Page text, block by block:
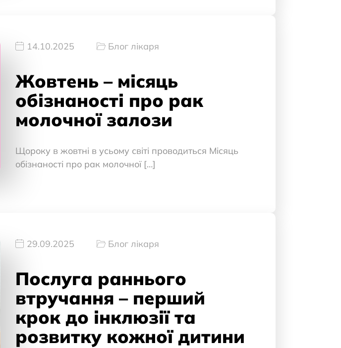
14.10.2025 Блог лікаря
Жовтень – місяць
обізнаності про рак
молочної залози
Щороку в жовтні в усьому світі проводиться Місяць
обізнаності про рак молочної […]
29.09.2025 Блог лікаря
Послуга раннього
втручання – перший
крок до інклюзії та
розвитку кожної дитини